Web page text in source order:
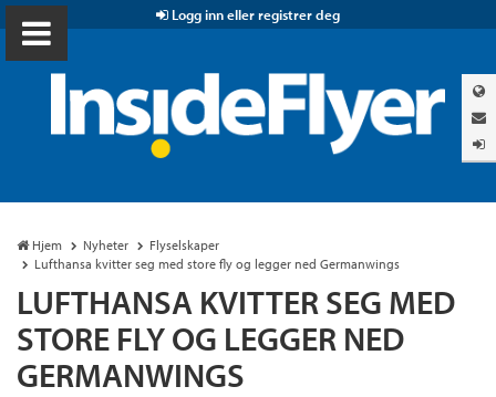
Logg inn eller registrer deg
Hjem Nyheter
Flyselskaper
Lufthansa kvitter seg med store fly og legger ned Germanwings
LUFTHANSA KVITTER SEG MED
STORE FLY OG LEGGER NED
GERMANWINGS